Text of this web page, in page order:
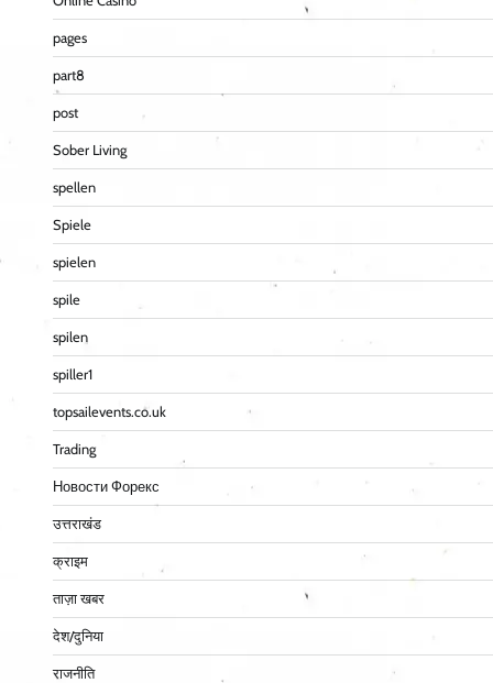
pages
part8
post
Sober Living
spellen
Spiele
spielen
spile
spilen
spiller1
topsailevents.co.uk
Trading
Новости Форекс
उत्तराखंड
क्राइम
ताज़ा खबर
देश/दुनिया
राजनीति